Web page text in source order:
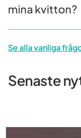
mina kvitton?
Se alla vanliga
Senaste
Från och med 1:e juli